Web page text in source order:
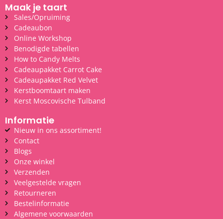
Maak je taart
Sales/Opruiming
Cadeaubon
Online Workshop
Benodigde tabellen
How to Candy Melts
Cadeaupakket Carrot Cake
Cadeaupakket Red Velvet
Kerstboomtaart maken
Kerst Moscovische Tulband
Informatie
Nieuw in ons assortiment!
Contact
Blogs
Onze winkel
Verzenden
Veelgestelde vragen
Retourneren
Bestelinformatie
Algemene voorwaarden